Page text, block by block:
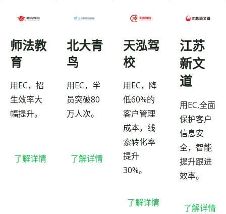
师法教
育
用EC，招
生效率大
幅提升。
了解详情
北大青
鸟
用EC，学
员突破80
万人次。
了解详情
天泓驾
校
用EC，降
低60%的
客户管理
成本，线
索转化率
提升
30%。
了解详情
江苏
新文
道
用EC,全面
保护客户
信息安
全，智能
提升跟进
效率。
了解详情